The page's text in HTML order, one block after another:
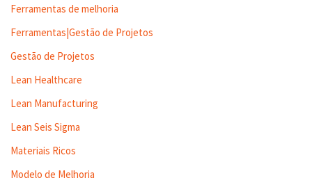
Ferramentas de melhoria
Ferramentas|Gestão de Projetos
Gestão de Projetos
Lean Healthcare
Lean Manufacturing
Lean Seis Sigma
Materiais Ricos
Modelo de Melhoria